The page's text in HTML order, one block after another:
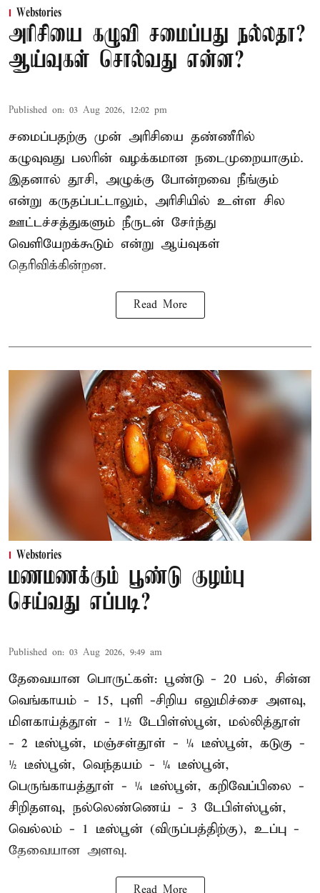
Webstories
அரிசியை கழுவி சமைப்பது நல்லதா?
ஆய்வுகள் சொல்வது என்ன?
Published on: 03 Aug 2026, 12:02 pm
சமைப்பதற்கு முன் அரிசியை தண்ணீரில்
கழுவுவது பலரின் வழக்கமான நடைமுறையாகும்.
இதனால் தூசி, அழுக்கு போன்றவை நீங்கும்
என்று கருதப்பட்டாலும், அரிசியில் உள்ள சில
ஊட்டச்சத்துகளும் நீருடன் சேர்ந்து
வெளியேறக்கூடும் என்று ஆய்வுகள்
தெரிவிக்கின்றன.
Read More
Webstories
மணமணக்கும் பூண்டு குழம்பு
செய்வது எப்படி?
Published on: 03 Aug 2026, 9:49 am
தேவையான பொருட்கள்: பூண்டு - 20 பல், சின்ன
வெங்காயம் - 15, புளி -சிறிய எலுமிச்சை அளவு,
மிளகாய்த்தூள் - 1½ டேபிள்ஸ்பூன், மல்லித்தூள்
- 2 டீஸ்பூன், மஞ்சள்தூள் - ¼ டீஸ்பூன், கடுகு -
½ டீஸ்பூன், வெந்தயம் - ¼ டீஸ்பூன்,
பெருங்காயத்தூள் - ¼ டீஸ்பூன், கறிவேப்பிலை -
சிறிதளவு, நல்லெண்ணெய் - 3 டேபிள்ஸ்பூன்,
வெல்லம் - 1 டீஸ்பூன் (விருப்பத்திற்கு), உப்பு -
தேவையான அளவு.
Read More